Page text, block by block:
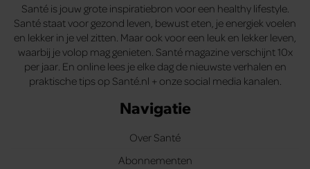
Santé is jouw grote inspiratiebron voor een healthy lifestyle.
Santé staat voor gezond leven, bewust eten, je energiek voelen
en lekker in je vel zitten. Maar ook voor een leuk en lekker leven,
waarbij je volop mag genieten. Santé magazine verschijnt 10x
per jaar. En online lees je elke dag de nieuwste verhalen en
praktische tips op Santé.nl + onze social media kanalen.
Navigatie
Over Santé
Abonnementen